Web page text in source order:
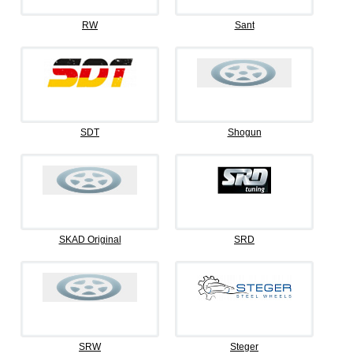
RW Sant
SDT Shogun
SKAD Original SRD
SRW Steger